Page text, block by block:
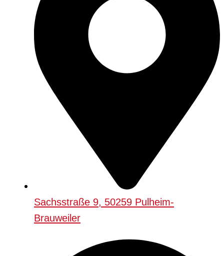
Sachsstraße 9, 50259 Pulheim-
Brauweiler